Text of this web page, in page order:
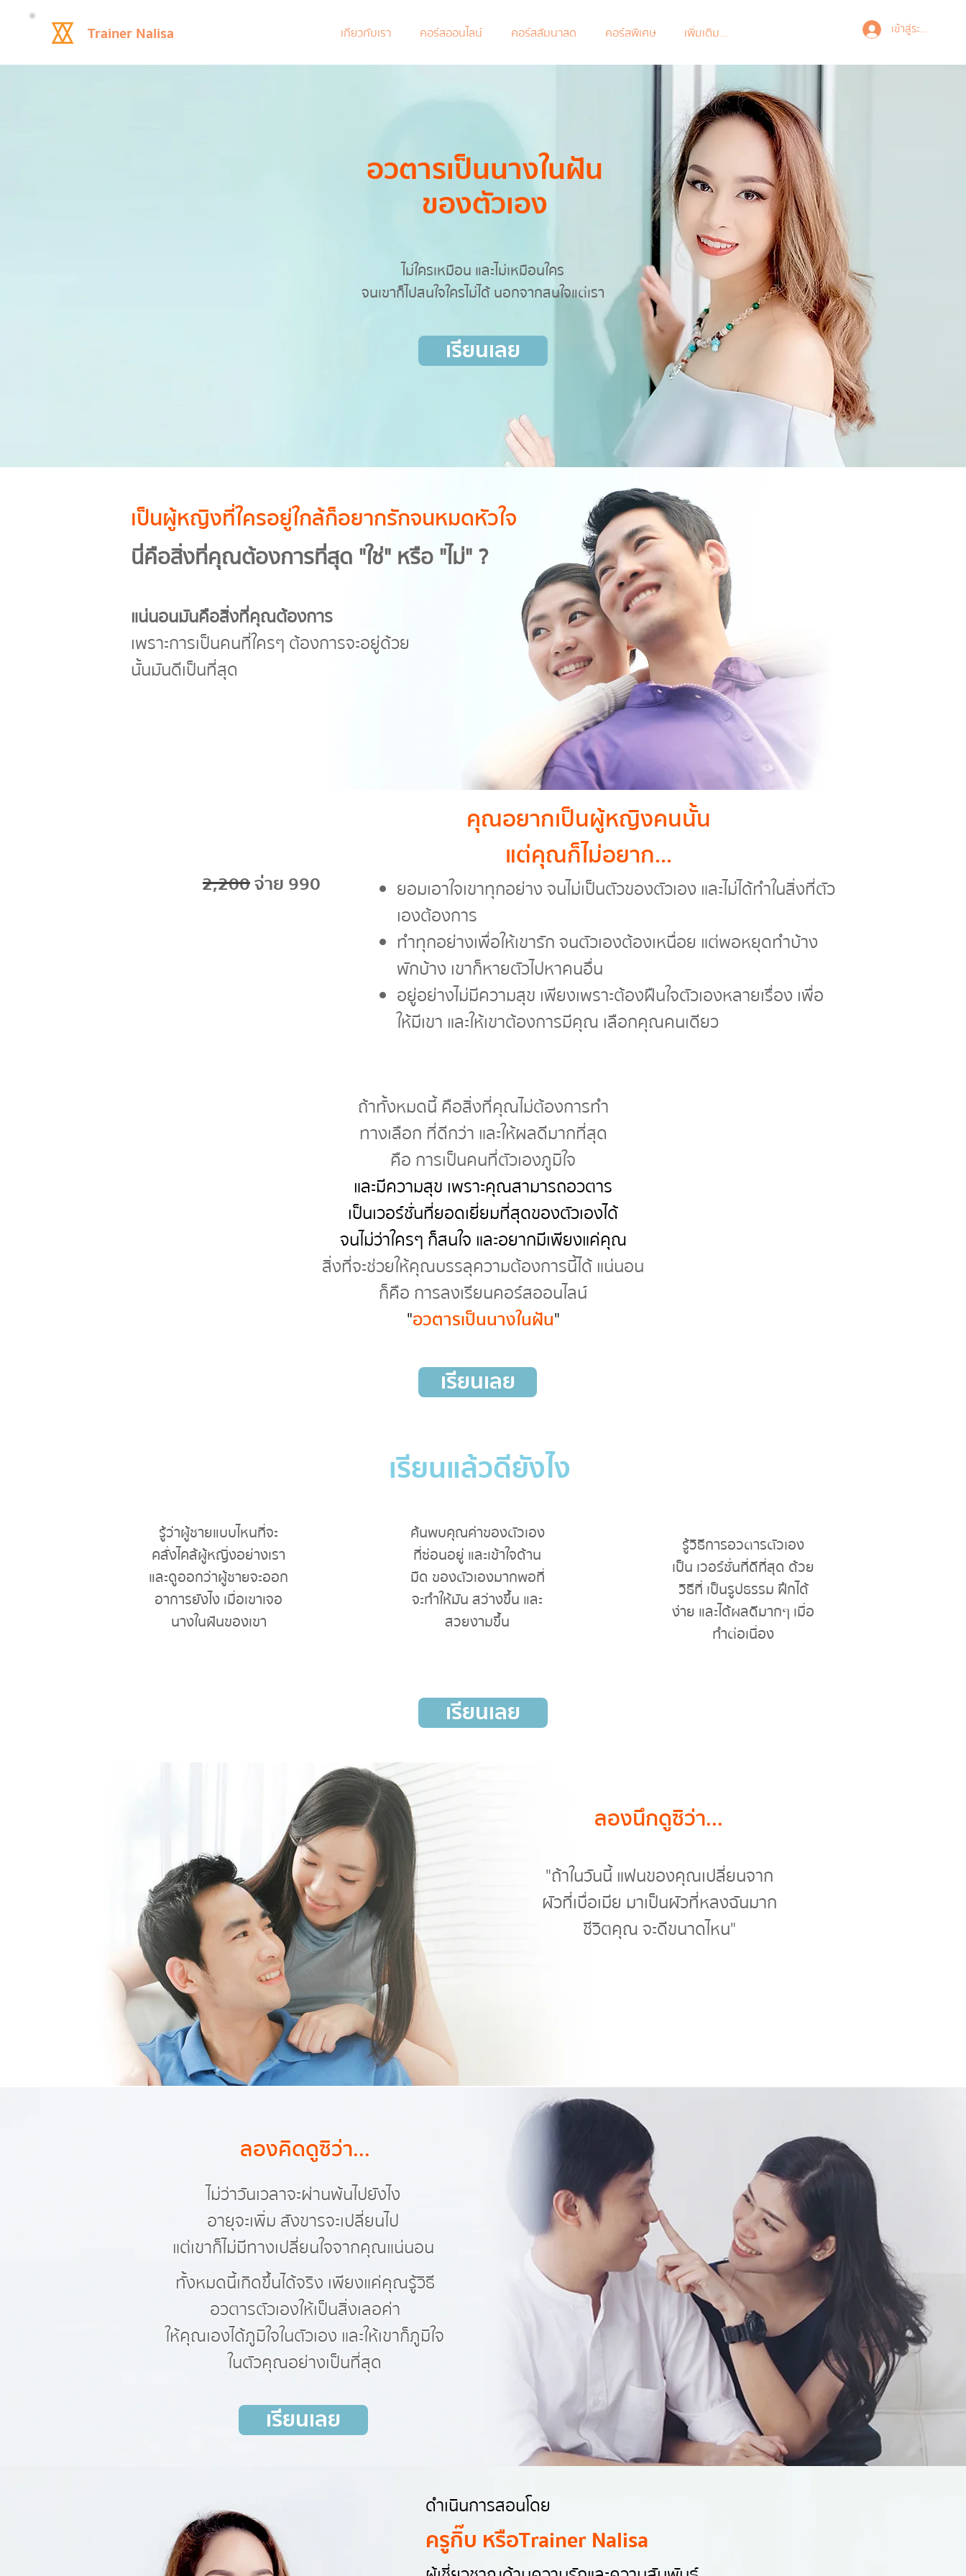
Trainer Nalisa เกี่ยวกับเรา คอร์สออนไลน์ คอร์สสัมนาสด คอร์สพิเศษ เพิ่มเติม... เข้าสู่ระบบ
อวตารเป็นนางในฝัน
ของตัวเอง
ไม่ใครเหมือน และไม่เหมือนใคร
จนเขาก็ไปสนใจใครไม่ได้ นอกจากสนใจแต่เรา
เรียนเลย
เป็นผู้หญิงที่ใครอยู่ใกล้ก็อยากรักจนหมดหัวใจ
นี่คือสิ่งที่คุณต้องการที่สุด "ใช่" หรือ "ไม่" ?
แน่นอนมันคือสิ่งที่คุณต้องการ
เพราะการเป็นคนที่ใครๆ ต้องการจะอยู่ด้วย
นั้นมันดีเป็นที่สุด
2,200 จ่าย 990
คุณอยากเป็นผู้หญิงคนนั้น
แต่คุณก็ไม่อยาก...
ยอมเอาใจเขาทุกอย่าง จนไม่เป็นตัวของตัวเอง และไม่ได้ทำในสิ่งที่ตัว
เองต้องการ
ทำทุกอย่างเพื่อให้เขารัก จนตัวเองต้องเหนื่อย แต่พอหยุดทำบ้าง
พักบ้าง เขาก็หายตัวไปหาคนอื่น
อยู่อย่างไม่มีความสุข เพียงเพราะต้องฝืนใจตัวเองหลายเรื่อง เพื่อ
ให้มีเขา และให้เขาต้องการมีคุณ เลือกคุณคนเดียว
ถ้าทั้งหมดนี้ คือสิ่งที่คุณไม่ต้องการทำ
ทางเลือก ที่ดีกว่า และให้ผลดีมากที่สุด
คือ การเป็นคนที่ตัวเองภูมิใจ
และมีความสุข เพราะคุณสามารถอวตาร
เป็นเวอร์ชั่นที่ยอดเยี่ยมที่สุดของตัวเองได้
จนไม่ว่าใครๆ ก็สนใจ และอยากมีเพียงแค่คุณ
สิ่งที่จะช่วยให้คุณบรรลุความต้องการนี้ได้ แน่นอน
ก็คือ การลงเรียนคอร์สออนไลน์
"อวตารเป็นนางในฝัน"
เรียนเลย
เรียนแล้วดียังไง
รู้ว่าผู้ชายแบบไหนที่จะ
คลั่งไคล้ผู้หญิ่งอย่างเรา
และดูออกว่าผู้ชายจะออก
อาการยังไง เมื่อเขาเจอ
นางในฝันของเขา
ค้นพบคุณค่าของตัวเอง
ที่ซ่อนอยู่ และเข้าใจด้าน
มืด ของตัวเองมากพอที่
จะทำให้มัน สว่างขึ้น และ
สวยงามขึ้น
รู้วิธีการอวตารตัวเอง
เป็น เวอร์ชั่นที่ดีที่สุด ด้วย
วิธีที่ เป็นรูปธรรม ฝึกได้
ง่าย และได้ผลดีมากๆ เมื่อ
ทำต่อเนื่อง
เรียนเลย
ลองนึกดูซิว่า...
"ถ้าในวันนี้ แฟนของคุณเปลี่ยนจาก
ผัวที่เบื่อเมีย มาเป็น ผัวที่หลงฉันมาก
ชีวิตคุณ จะดีขนาดไหน"
ลองคิดดูซิว่า...
ไม่ว่าวันเวลาจะผ่านพ้นไปยังไง
อายุจะเพิ่ม สังขารจะเปลี่ยนไป
แต่เขาก็ไม่มีทางเปลี่ยนใจจากคุณแน่นอน
ทั้งหมดนี้เกิดขึ้นได้จริง เพียงแค่คุณรู้วิธี
อวตารตัวเองให้เป็นสิ่งเลอค่า
ให้คุณเองได้ภูมิใจในตัวเอง และให้เขาก็ภูมิใจ
ในตัวคุณอย่างเป็นที่สุด
เรียนเลย
ดำเนินการสอนโดย
ครูกิ๊บ หรือ Trainer Nalisa